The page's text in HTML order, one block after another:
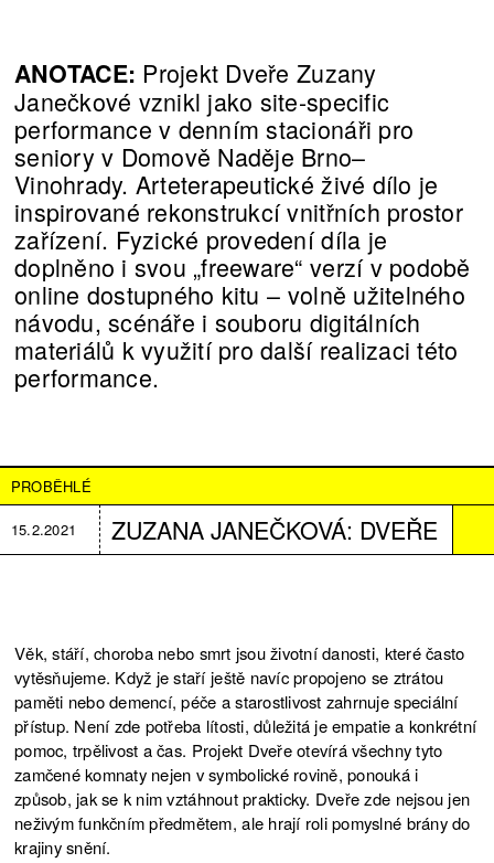
ANOTACE: Projekt Dveře Zuzany
Janečkové vznikl jako site-specific
performance v denním stacionáři pro
seniory v Domově Naděje Brno–
Vinohrady. Arteterapeutické živé dílo je
inspirované rekonstrukcí vnitřních prostor
zařízení. Fyzické provedení díla je
doplněno i svou „freeware“ verzí v podobě
online dostupného kitu –⁠ volně užitelného
návodu, scénáře i souboru digitálních
materiálů k využití pro další realizaci této
performance.
PROBĚHLÉ
15.2.2021 ZUZANA JANEČKOVÁ: DVEŘE
Věk, stáří, choroba nebo smrt jsou životní danosti, které často
vytěsňujeme. Když je staří ještě navíc propojeno se ztrátou
paměti nebo demencí, péče a starostlivost zahrnuje speciální
přístup. Není zde potřeba lítosti, důležitá je empatie a konkrétní
pomoc, trpělivost a čas. Projekt Dveře otevírá všechny tyto
zamčené komnaty nejen v symbolické rovině, ponouká i
způsob, jak se k nim vztáhnout prakticky. Dveře zde nejsou jen
neživým funkčním předmětem, ale hrají roli pomyslné brány do
krajiny snění.